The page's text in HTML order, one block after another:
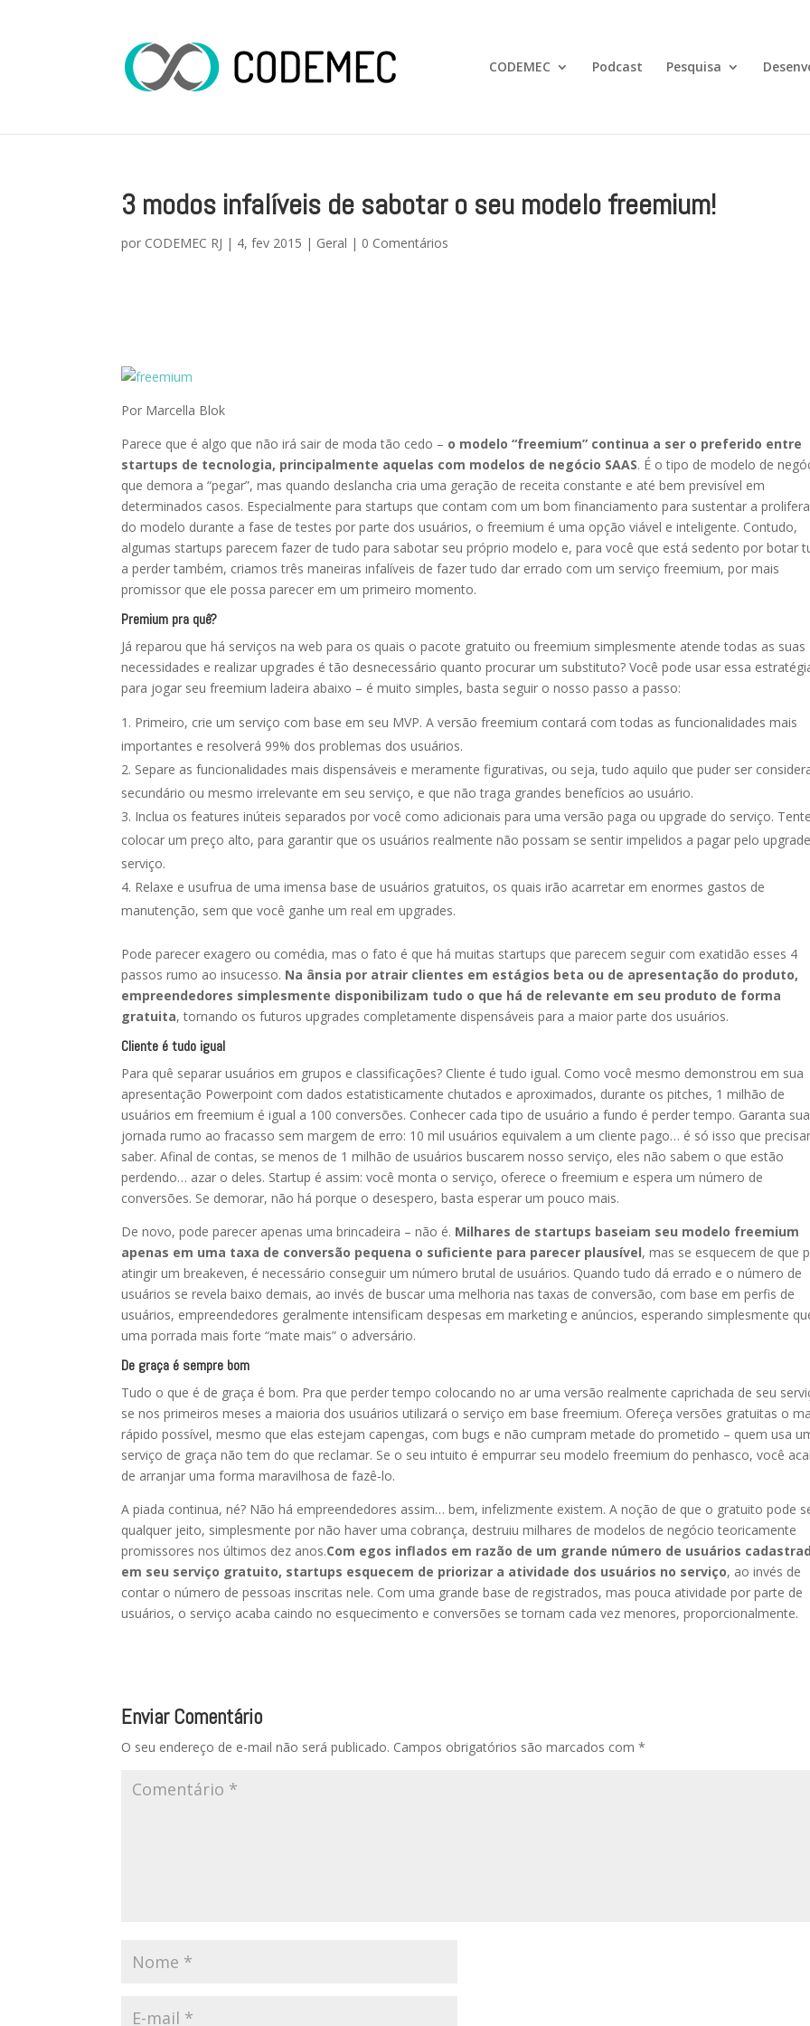
CODEMEC Podcast Pesquisa
3 modos infalíveis de sabotar o seu modelo freemium!
por CODEMEC RJ | 4, fev 2015 | Geral | 0 Comentários
Por Marcella Blok
Parece que é algo que não irá sair de moda tão cedo – o modelo “freemium” continua a ser o preferido entre
startups de tecnologia, principalmente aquelas com modelos de negócio SAAS. É o tipo de modelo de
que demora a “pegar”, mas quando deslancha cria uma geração de receita constante e até bem previsível em
determinados casos. Especialmente para startups que contam com um bom financiamento para sustentar a
do modelo durante a fase de testes por parte dos usuários, o freemium é uma opção viável e inteligente. Contudo,
algumas startups parecem fazer de tudo para sabotar seu próprio modelo e, para você que está sedento por botar
a perder também, criamos três maneiras infalíveis de fazer tudo dar errado com um serviço freemium, por mais
promissor que ele possa parecer em um primeiro momento.
Premium pra quê?
Já reparou que há serviços na web para os quais o pacote gratuito ou freemium simplesmente atende todas as suas
necessidades e realizar upgrades é tão desnecessário quanto procurar um substituto? Você pode usar essa
para jogar seu freemium ladeira abaixo – é muito simples, basta seguir o nosso passo a passo:
Primeiro, crie um serviço com base em seu MVP. A versão freemium contará com todas as funcionalidades mais
importantes e resolverá 99% dos problemas dos usuários.
Separe as funcionalidades mais dispensáveis e meramente figurativas, ou seja, tudo aquilo que puder ser
secundário ou mesmo irrelevante em seu serviço, e que não traga grandes benefícios ao usuário.
Inclua os features inúteis separados por você como adicionais para uma versão paga ou upgrade do serviço. Tente
colocar um preço alto, para garantir que os usuários realmente não possam se sentir impelidos a pagar pelo
serviço.
Relaxe e usufrua de uma imensa base de usuários gratuitos, os quais irão acarretar em enormes gastos de
manutenção, sem que você ganhe um real em upgrades.
Pode parecer exagero ou comédia, mas o fato é que há muitas startups que parecem seguir com exatidão esses 4
passos rumo ao insucesso. Na ânsia por atrair clientes em estágios beta ou de apresentação do produto,
empreendedores simplesmente disponibilizam tudo o que há de relevante em seu produto de forma
gratuita, tornando os futuros upgrades completamente dispensáveis para a maior parte dos usuários.
Cliente é tudo igual
Para quê separar usuários em grupos e classificações? Cliente é tudo igual. Como você mesmo demonstrou em sua
apresentação Powerpoint com dados estatisticamente chutados e aproximados, durante os pitches, 1 milhão de
usuários em freemium é igual a 100 conversões. Conhecer cada tipo de usuário a fundo é perder tempo. Garanta sua
jornada rumo ao fracasso sem margem de erro: 10 mil usuários equivalem a um cliente pago… é só isso que
saber. Afinal de contas, se menos de 1 milhão de usuários buscarem nosso serviço, eles não sabem o que estão
perdendo… azar o deles. Startup é assim: você monta o serviço, oferece o freemium e espera um número de
conversões. Se demorar, não há porque o desespero, basta esperar um pouco mais.
De novo, pode parecer apenas uma brincadeira – não é. Milhares de startups baseiam seu modelo freemium
apenas em uma taxa de conversão pequena o suficiente para parecer plausível, mas se esquecem de que
atingir um breakeven, é necessário conseguir um número brutal de usuários. Quando tudo dá errado e o número de
usuários se revela baixo demais, ao invés de buscar uma melhoria nas taxas de conversão, com base em perfis de
usuários, empreendedores geralmente intensificam despesas em marketing e anúncios, esperando simplesmente
uma porrada mais forte “mate mais” o adversário.
De graça é sempre bom
Tudo o que é de graça é bom. Pra que perder tempo colocando no ar uma versão realmente caprichada de seu
se nos primeiros meses a maioria dos usuários utilizará o serviço em base freemium. Ofereça versões gratuitas o
rápido possível, mesmo que elas estejam capengas, com bugs e não cumpram metade do prometido – quem usa
serviço de graça não tem do que reclamar. Se o seu intuito é empurrar seu modelo freemium do penhasco, você
de arranjar uma forma maravilhosa de fazê-lo.
A piada continua, né? Não há empreendedores assim… bem, infelizmente existem. A noção de que o gratuito pode
qualquer jeito, simplesmente por não haver uma cobrança, destruiu milhares de modelos de negócio teoricamente
promissores nos últimos dez anos.Com egos inflados em razão de um grande número de usuários
em seu serviço gratuito, startups esquecem de priorizar a atividade dos usuários no serviço, ao invés de
contar o número de pessoas inscritas nele. Com uma grande base de registrados, mas pouca atividade por parte de
usuários, o serviço acaba caindo no esquecimento e conversões se tornam cada vez menores, proporcionalmente.
Enviar Comentário
O seu endereço de e-mail não será publicado. Campos obrigatórios são marcados com*